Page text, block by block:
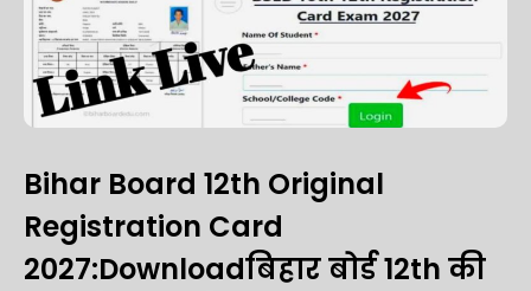
Bihar Board 12th Original
Registration Card
2027:Downloadबिहार बोर्ड 12th की